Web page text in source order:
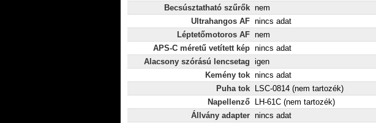
Becsúsztatható szűrők nem
Ultrahangos AF nincs adat
Léptetőmotoros AF nem
APS-C méretű vetített kép nincs adat
Alacsony szórású lencsetag igen
Kemény tok nincs adat
Puha tok
LSC-0814 (nem tartozék)
Napellenző
LH-61C (nem tartozék)
Állvány adapter nincs adat